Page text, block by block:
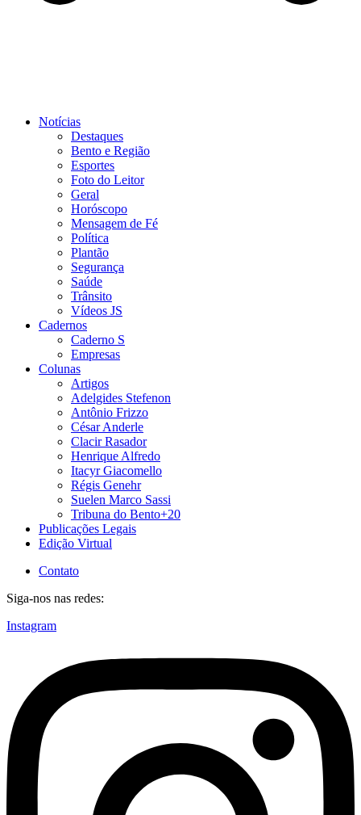
Notícias
Destaques
Bento e Região
Esportes
Foto do Leitor
Geral
Horóscopo
Mensagem de Fé
Política
Plantão
Segurança
Saúde
Trânsito
Vídeos JS
Cadernos
Caderno S
Empresas
Colunas
Artigos
Adelgides Stefenon
Antônio Frizzo
César Anderle
Clacir Rasador
Henrique Alfredo
Itacyr Giacomello
Régis Genehr
Suelen Marco Sassi
Tribuna do Bento+20
Publicações Legais
Edição Virtual
Contato
Siga-nos nas redes:
Instagram